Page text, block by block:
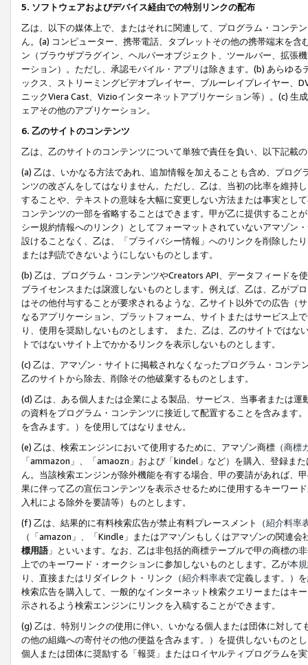
5. ソフトウェアおよびデバイス経由での特別リンクの配布
乙は、以下の媒体上で、またはそれに関連して、プログラム・コンテ
ん。(a) コンピューター、携帯電話、タブレットその他の携帯端末を
ン（ブラウザプラグイン、ヘルパーオブジェクト、ツールバー、拡張
ーション）。ただし、承認モバイル・アプリは除きます。(b) あらゆ
ックス、ストリーミングビデオプレイヤー、ブルーレイプレイヤー、
ニックViera Cast、Vizioインターネットアプリケーション等）。(c)
ェアその他のアプリケーション。
6. 乙のサイトのコンテンツ
乙は、乙のサイトのコンテンツについて単独で責任を負い、以下記載
(a) 乙は、いかなる方法であれ、追加情報を加えることも含め、プロ
ンツの改ざんをしてはなりません。ただし、乙は、当初の比率を維持
することや、テキストの意味を大幅に変更しない方法または事実とし
コンテンツの一部を省略することはできます。甲が乙に提供すること
シー規約情報へのリンク）としてフォーマットされていないアマゾン
設けることなく、乙は、「プライバシー情報」へのリンクを削除した
または判読できないようにしないものとします。
(b) 乙は、プログラム・コンテンツやCreators API、データフィード
ブライセンスまたは譲渡しないものとします。例えば、乙は、乙がプ
はその他付与することが要求されるような、乙サイト以外での広告（
なるアプリケーション、プラットフォーム、サイトまたはサービス上
り、使用を奨励しないものとします。 また、乙は、乙のサイトでは
トではないサイト上でかかるリンクを表示しないものとします。
(c) 乙は、アマゾン・サイトに掲載されなくなったプログラム・コン
乙のサイトから除去、削除その他破棄するものとします。
(d) 乙は、ある個人または企業による製品、サービス、当事者または
の資料をプログラム・コンテンツに接近して配置することを含みます
を含みます。）を使用してはなりません。
(e) 乙は、検索エンジンにおいて使用するために、アマゾン商標（商標
「ammazon」、「amaozn」および「kindel」など）を購入、登録ま
ん。当該検索エンジンが除外機能を有する場合、甲の要請があれば、
果に伴って乙の宣伝コンテンツを表示させるために使用するキーワー
入札による除外を要請等）ものとします。
(f) 乙は、結果的に有料検索広告が禁止有料プレースメント（紹介料率
（「amazon」、「Kindle」またはアマゾンもしくはアマゾンの関連
標用語」といいます。なお、乙は非包括的商標テーブルで甲の商標の
上でのキーワード・オークションに参加しないものとします。乙が本
り、直接またはリダイレクト・リンク（紹介料率表で定義します。）
検索広告を購入して、一般的なインターネット検索クエリーまたはキ
示されるよう検索エンジンにリンクを入稿することができます。
(g) 乙は、特別リンクの使用に伴い、いかなる個人または団体に対し
の他の組織への寄付その他の便益を含みます。）を提供しないものと
個人または団体に奨励する「報奨」またはロイヤルティプログラムを